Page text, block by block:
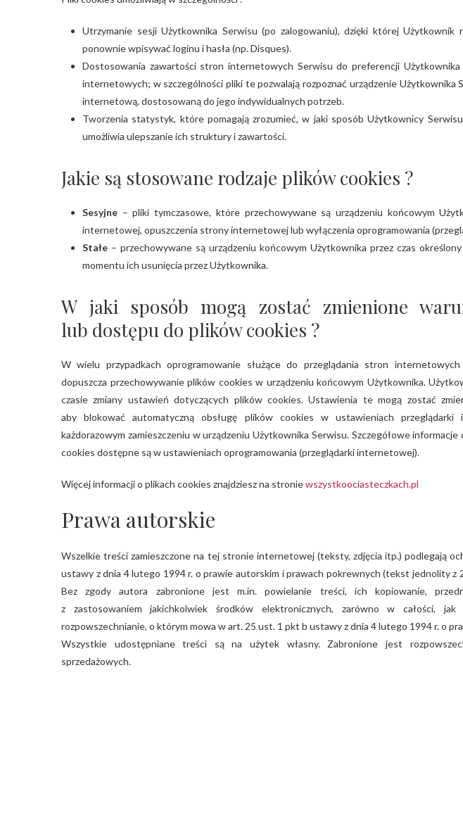
Utrzymanie sesji Użytkownika Serwisu (po zalogowaniu), dzięki której
ponownie wpisywać loginu i hasła (np. Disques).
Dostosowania zawartości stron internetowych Serwisu do preferencji
internetowych; w szczególności pliki te pozwalają rozpoznać urządzenie
internetową, dostosowaną do jego indywidualnych potrzeb.
Tworzenia statystyk, które pomagają zrozumieć, w jaki sposób Użytkownicy
umożliwia ulepszanie ich struktury i zawartości.
Jakie są stosowane rodzaje plików cookies ?
Sesyjne – pliki tymczasowe, które przechowywane są urządzeniu końcowym
internetowej, opuszczenia strony internetowej lub wyłączenia oprogramowania
Stałe – przechowywane są urządzeniu końcowym Użytkownika przez czas
momentu ich usunięcia przez Użytkownika.
W jaki sposób mogą zostać zmienione
lub dostępu do plików cookies ?
W wielu przypadkach oprogramowanie służące do przeglądania stron
dopuszcza przechowywanie plików cookies w urządzeniu końcowym Użytkownika.
czasie zmiany ustawień dotyczących plików cookies. Ustawienia te mogą zostać
aby blokować automatyczną obsługę plików cookies w ustawieniach
każdorazowym zamieszczeniu w urządzeniu Użytkownika Serwisu. Szczegółowe
cookies dostępne są w ustawieniach oprogramowania (przeglądarki internetowej).
Więcej informacji o plikach cookies znajdziesz na stroniewszystkoociasteczkach.pl
Prawa autorskie
Wszelkie treści zamieszczone na tej stronie internetowej (teksty, zdjęcia itp.) podlegają
ustawy z dnia 4 lutego 1994 r. o prawie autorskim i prawach pokrewnych (tekst jednolity z
Bez zgody autora zabronione jest m.in. powielanie treści, ich kopiowanie,
z zastosowaniem jakichkolwiek środków elektronicznych, zarówno w całości,
rozpowszechnianie, o którym mowa w art. 25 ust. 1 pkt b ustawy z dnia 4 lutego 1994 r. o
Wszystkie udostępniane treści są na użytek własny. Zabronione jest
sprzedażowych.